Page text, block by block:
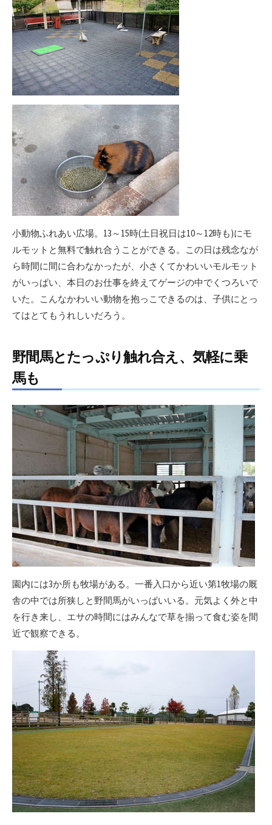
小動物ふれあい広場。13～15時(土日祝日は10～12時も)にモ
ルモットと無料で触れ合うことができる。この日は残念なが
ら時間に間に合わなかったが、小さくてかわいいモルモット
がいっぱい、本日のお仕事を終えてゲージの中でくつろいで
いた。こんなかわいい動物を抱っこできるのは、子供にとっ
てはとてもうれしいだろう。
野間馬とたっぷり触れ合え、気軽に乗
馬も
園内には3か所も牧場がある。一番入口から近い第1牧場の厩
舎の中では所狭しと野間馬がいっぱいいる。元気よく外と中
を行き来し、エサの時間にはみんなで草を揃って食む姿を間
近で観察できる。